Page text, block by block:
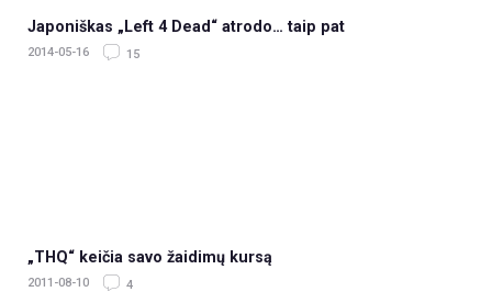
Japoniškas „Left 4 Dead“ atrodo… taip pat
2014-05-16 15
„THQ“ keičia savo žaidimų kursą
2011-08-10 4